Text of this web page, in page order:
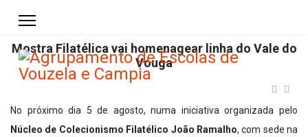
Mostra Filatélica vai homenagear linha do Vale do
Vouga
No próximo dia 5 de agosto, numa iniciativa organizada pelo
Núcleo de Colecionismo Filatélico João Ramalho, com sede na